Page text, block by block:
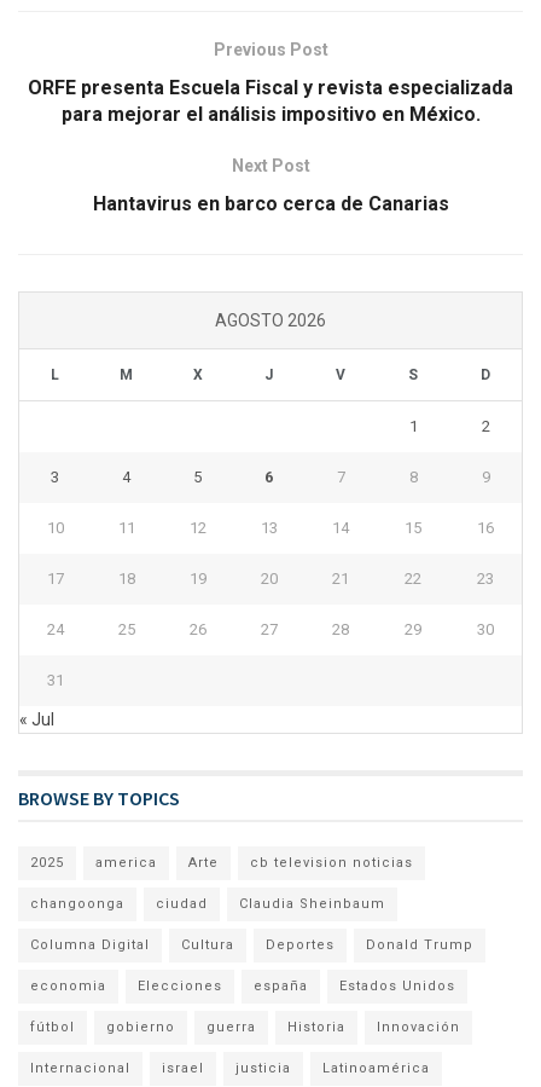
Previous Post
ORFE presenta Escuela Fiscal y revista especializada
para mejorar el análisis impositivo en México.
Next Post
Hantavirus en barco cerca de Canarias
AGOSTO 2026
L M X J V S D
1 2
3 4 5 6 7 8 9
10 11 12 13 14 15 16
17 18 19 20 21 22 23
24 25 26 27 28 29 30
31
« Jul
BROWSE BY TOPICS
2025 america Arte cb television noticias
changoonga ciudad Claudia Sheinbaum
Columna Digital Cultura Deportes Donald Trump
economia Elecciones españa Estados Unidos
fútbol gobierno guerra Historia Innovación
Internacional israel justicia Latinoamérica